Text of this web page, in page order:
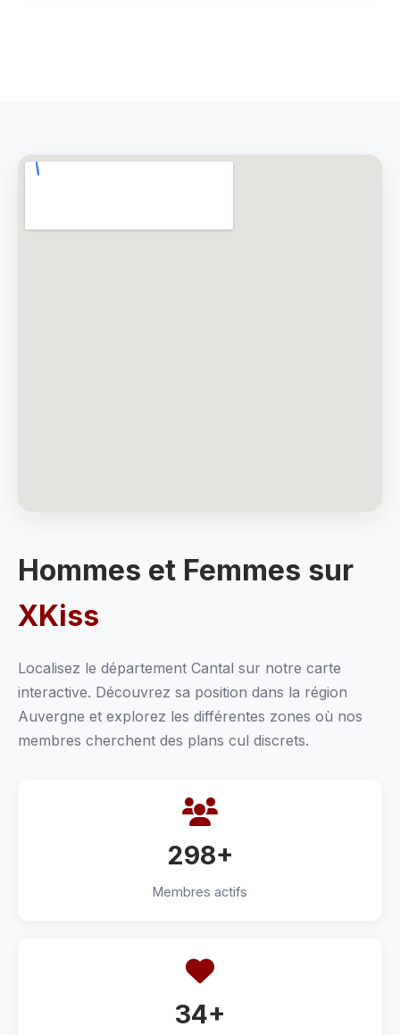
Hommes et Femmes sur
XKiss
Localisez le département Cantal sur notre carte
interactive. Découvrez sa position dans la région
Auvergne et explorez les différentes zones où nos
membres cherchent des plans cul discrets.
298+
Membres actifs
34+